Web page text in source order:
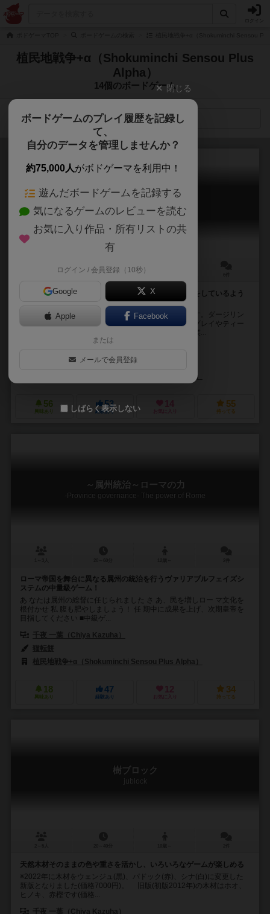
植民地戦争+α（Shokuminchi Sensou Plus
Alpha）
14個のボードゲーム
検索メニュー
紅茶ロマン紀行
Romantic Tea Trip
20～40分
ダージリン、アッサム、キームン・・・まるでお茶会をしているよう
なロンデルの中量級ボードゲーム
舞台は近代イギリス。あなたは紅茶を扱う実業家です。ダージリン
やアッサムなど世界各地で紅茶を生産したり、アールグレイやティー
バッグなどの新たな飲み方を広めたりすることで、事業...
植民地戦争+α（Shokuminchi Sensou Plus Alpha）
56
興味あり
53
経験あり
14
お気に入り
55
持ってる
～属州統治～ローマの力
-Province governance- The power of Rome
ローマ帝国を舞台に異なる属州の統治を行うヴァリアブルフェイズシ
ステムの中量級ゲーム！
あ なたは属州の総督に任じられました さ あ、民を増しロー マ文化を
根付かせ 私 腹も肥やしましょう！ 任 期中に成果を上げ、次期皇帝を
目指してください ■中級ゲ...
千夜 一葉（Chiya Kazuha）
猫転餅
植民地戦争+α（Shokuminchi Sensou Plus Alpha）
18
興味あり
47
経験あり
12
お気に入り
34
持ってる
樹ブロック
jublock
天然木材そのままの色や重さを活かし、いろいろなゲームが楽しめる
※2022年に木材をウェンジュ(黒)、パドック(赤)、シナ(白)に変更した
新版となりました(価格7000円)。 旧版(初版2012年)の木材はホオ、
ヒノキ、赤樫です(価格...
千夜 一葉（Chiya Kazuha）
閉じる
ボードゲームのプレイ履歴を記録し
て、
自分のデータを管理しませんか？
約75,000人がボドゲーマを利用中！
遊んだボードゲームを記録する
気になるゲームのレビューを読む
お気に入り作品・所有リストの共
有
ログイン / 会員登録（10秒）
Google X
Apple Facebook
または
メールで会員登録
しばらく表示しない